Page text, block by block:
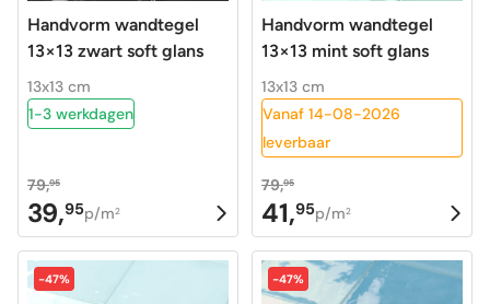
Handvorm wandtegel
13×13 zwart soft glans
13x13 cm
1-3 werkdagen
79,95
Oorspronkelijke
prijs
was:
79,95.
39,95
Huidige
prijs
is:
39,95.
p/m2
Handvorm wandtegel
13×13 mint soft glans
13x13 cm
Vanaf 14-08-2026
leverbaar
79,95
Oorspronkelijke
prijs
was:
79,95.
41,95
Huidige
prijs
is:
41,95.
p/m2
-47% -47%